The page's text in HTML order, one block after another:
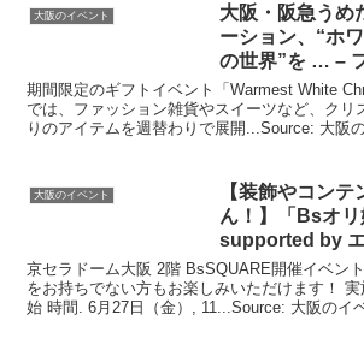
大阪のイベント 大阪 ・阪急う
ーション、“ホ
の世界”を … –
ス
期間限定のギフトイベント「Warmest White
では、ファッション雑貨やスイーツなど、クリ
りのアイテムを週替わりで展開...Source: 大阪
大阪のイベント
【装飾やコン
ん！】「Bsオ
supported by
動産
京セラドーム大阪 2階 BsSQUARE開催イベン
をお持ちでない方もお楽しみいただけます！
始 時間. 6月27日（金）, 11...Source: 大阪のイ